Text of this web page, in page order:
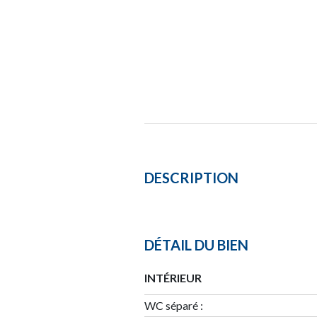
DESCRIPTION
DÉTAIL DU BIEN
INTÉRIEUR
WC séparé :